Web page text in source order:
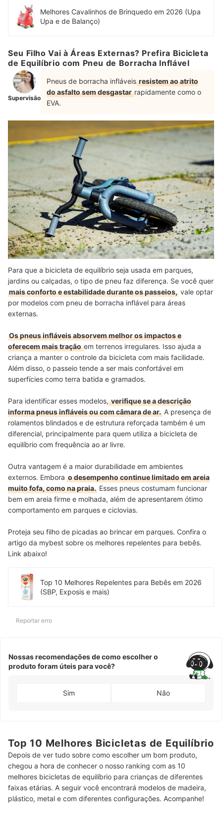
Melhores Cavalinhos de Brinquedo em 2026 (Upa
Upa e de Balanço)
Seu Filho Vai à Áreas Externas? Prefira Bicicleta
de Equilíbrio com Pneu de Borracha Inflável
Supervisão
Pneus de borracha infláveisresistem ao atrito
do asfalto sem desgastarrapidamente como o
EVA.
Para que a bicicleta de equilíbrio seja usada em parques,
jardins ou calçadas, o tipo de pneu faz diferença. Se você quer
mais conforto e estabilidade durante os passeios, vale optar
por modelos com pneu de borracha inflável para áreas
externas.
Os pneus infláveis absorvem melhor os impactos e
oferecem mais traçãoem terrenos irregulares. Isso ajuda a
criança a manter o controle da bicicleta com mais facilidade.
Além disso, o passeio tende a ser mais confortável em
superfícies como terra batida e gramados.
Para identificar esses modelos,verifique se a descrição
informa pneus infláveis ou com câmara de ar. A presença de
rolamentos blindados e de estrutura reforçada também é um
diferencial, principalmente para quem utiliza a bicicleta de
equilíbrio com frequência ao ar livre.
Outra vantagem é a maior durabilidade em ambientes
externos. Embora o desempenho continue limitado em areia
muito fofa, como na praia. Esses pneus costumam funcionar
bem em areia firme e molhada, além de apresentarem ótimo
comportamento em parques e ciclovias.
Proteja seu filho de picadas ao brincar em parques. Confira o
artigo da mybest sobre os melhores repelentes para bebês.
Link abaixo!
Top 10 Melhores Repelentes para Bebês em 2026
(SBP, Exposis e mais)
Reportar erro
Nossas recomendações de como escolher o
produto foram úteis para você?
Sim Não
Top 10 Melhores Bicicletas de Equilíbrio
Depois de ver tudo sobre como escolher um bom produto,
chegou a hora de conhecer o nosso ranking com as 10
melhores bicicletas de equilíbrio para crianças de diferentes
faixas etárias. A seguir você encontrará modelos de madeira,
plástico, metal e com diferentes configurações. Acompanhe!